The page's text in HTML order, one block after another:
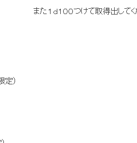
取得出してくだ
）